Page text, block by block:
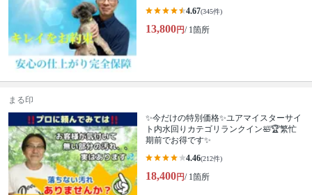
4.67(345件)
13,800円/ 1箇所
まる印
✨今だけの特別価格✨ユアマイスターサイ
ト内水回りカテゴリランクイン🛀🏆繁忙
期前でお得です✨
4.46(212件)
18,400円/ 1箇所